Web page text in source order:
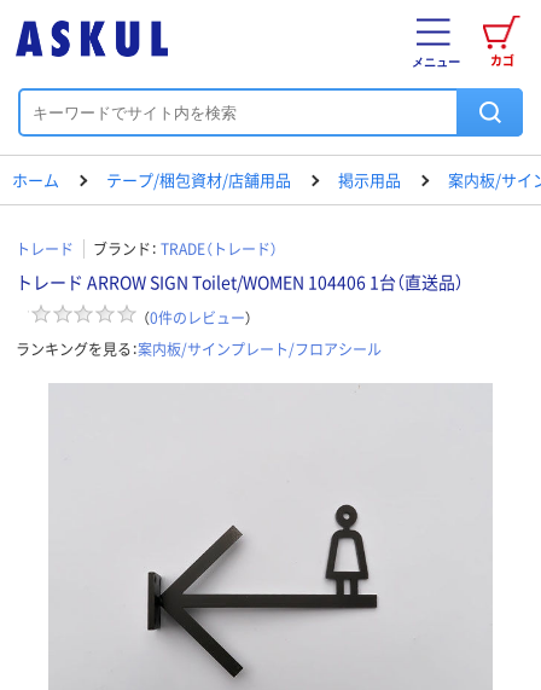
カゴ
メニュー
ホーム テープ/梱包資材/店舗用品 掲示用品 案内板/サイ
トレード ブランド： TRADE（トレード）
トレード ARROW SIGN Toilet/WOMEN 104406 1台（直送品）
（0件のレビュー）
ランキングを見る：案内板/サインプレート/フロアシール